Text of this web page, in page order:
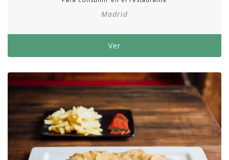
Madrid
Ver